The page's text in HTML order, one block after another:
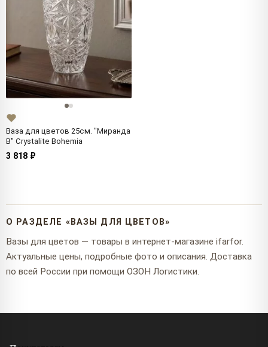
Ваза для цветов 25cм. "Миранда
В" Crystalite Bohemia
3 818 ₽
О РАЗДЕЛЕ «ВАЗЫ ДЛЯ ЦВЕТОВ»
Вазы для цветов — товары в интернет-магазине ifarfor.
Актуальные цены, подробные фото и описания. Доставка
по всей России при помощи ОЗОН Логистики.